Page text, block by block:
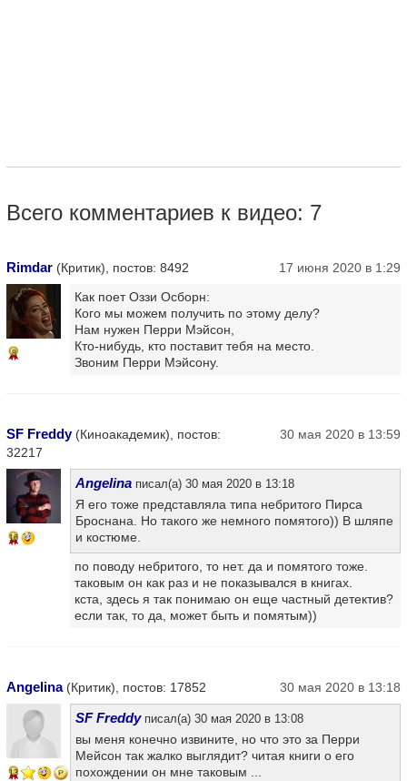
Всего комментариев к видео: 7
Rimdar (Критик), постов: 8492 17 июня 2020 в 1:29
8
Как поет Оззи Осборн:
Кого мы можем получить по этому делу?
Нам нужен Перри Мэйсон,
Кто-нибудь, кто поставит тебя на место.
Звоним Перри Мэйсону.
SF Freddy(Киноакадемик), постов:
32217
30 мая 2020 в 13:59
16
Angelina писал(а) 30 мая 2020 в 13:18
Я его тоже представляла типа небритого Пирса
Броснана. Но такого же немного помятого)) В шляпе
и костюме.
по поводу небритого, то нет. да и помятого тоже.
таковым он как раз и не показывался в книгах.
кста, здесь я так понимаю он еще частный детектив?
если так, то да, может быть и помятым))
Angelina(Критик), постов: 17852 30 мая 2020 в 13:18
13
SF Freddyписал(а) 30 мая 2020 в 13:08
вы меня конечно извините, но что это за Перри
Мейсон так жалко выглядит? читая книги о его
похождении он мне таковым ...